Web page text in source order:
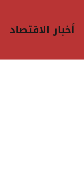
أخبار الاقتصاد